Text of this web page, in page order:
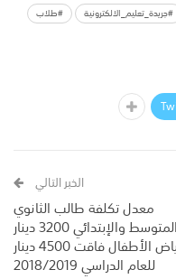
#جريدة_تعليم_الالكترونية
#طلاب
الخبر التالي
معدل تكلفة طالب الثانوي
والمتوسط والإبتدائي 3200 دينار
ورياض الأطفال فاقت 4500 دينار
للعام الدراسي 2018/2019